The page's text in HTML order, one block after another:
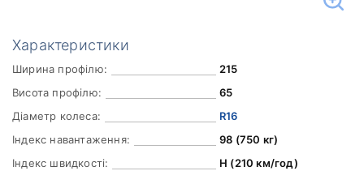
Характеристики
Ширина профілю:
215
Висота профілю:
65
Діаметр колеса:
R16
Індекс навантаження:
98 (750 кг)
Індекс швидкості:
H (210 км/год)